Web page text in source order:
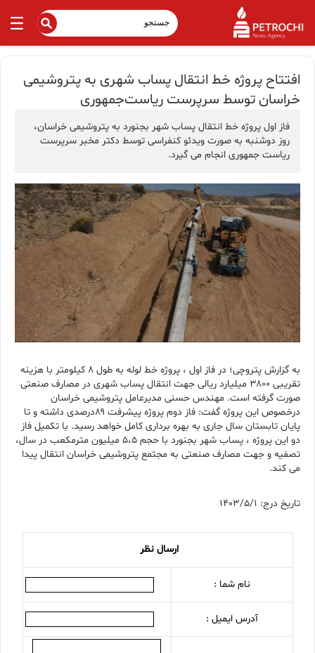
افتتاح پروژه خط انتقال پساب شهری به پتروشیمی
خراسان توسط سرپرست ریاست‌جمهوری
فاز اول پروژه خط انتقال پساب شهر بجنورد به پتروشیمی خراسان،
روز دوشنبه به صورت ویدئو کنفراسی توسط دکتر مخبر سرپرست
ریاست جمهوری انجام می گیرد.
به گزارش پتروچی؛ در فاز اول ، پروژه خط لوله به طول ۸ کیلومتر با هزینه
تقریبی ۳۸۰۰ میلیارد ریالی جهت انتقال پساب شهری در مصارف صنعتی
صورت گرفته است. مهندس حسنی مدیرعامل پتروشیمی خراسان
درخصوص این پروژه گفت: فاز دوم پروژه پیشرفت ۸۹درصدی داشته و تا
پایان تابستان سال جاری به بهره برداری کامل خواهد رسید. با تکمیل فاز
دو این پروژه ، پساب شهر بجنورد با حجم ۵،۵ میلیون مترمکعب در سال،
تصفیه و جهت مصارف صنعتی به مجتمع پتروشیمی خراسان انتقال پیدا
می کند.
تاریخ درج: 1403/5/1
ارسال نظر
نام شما :
آدرس ایمیل :